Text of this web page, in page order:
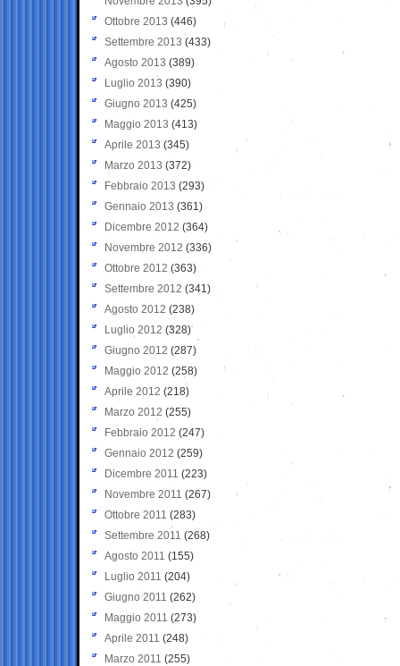
Ottobre 2013 (446)
Settembre 2013 (433)
Agosto 2013 (389)
Luglio 2013 (390)
Giugno 2013 (425)
Maggio 2013 (413)
Aprile 2013 (345)
Marzo 2013 (372)
Febbraio 2013 (293)
Gennaio 2013 (361)
Dicembre 2012 (364)
Novembre 2012 (336)
Ottobre 2012 (363)
Settembre 2012 (341)
Agosto 2012 (238)
Luglio 2012 (328)
Giugno 2012 (287)
Maggio 2012 (258)
Aprile 2012 (218)
Marzo 2012 (255)
Febbraio 2012 (247)
Gennaio 2012 (259)
Dicembre 2011 (223)
Novembre 2011 (267)
Ottobre 2011 (283)
Settembre 2011 (268)
Agosto 2011 (155)
Luglio 2011 (204)
Giugno 2011 (262)
Maggio 2011 (273)
Aprile 2011 (248)
Marzo 2011 (255)